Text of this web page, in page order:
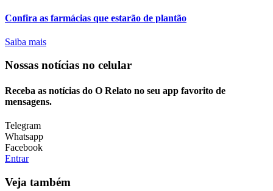
Confira as farmácias que estarão de plantão
Saiba mais
Nossas notícias no celular
Receba as notícias do O Relato no seu app favorito de
mensagens.
Telegram
Whatsapp
Facebook
Entrar
Veja também